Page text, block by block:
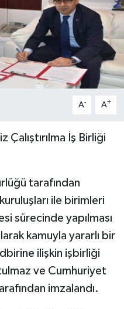
A- A+
Çalıştırılma İş Birliği
tarafından
ile birimleri
sürecinde yapılması
kamuyla yararlı bir
ilişkin işbirliği
ve Cumhuriyet
imzalandı.